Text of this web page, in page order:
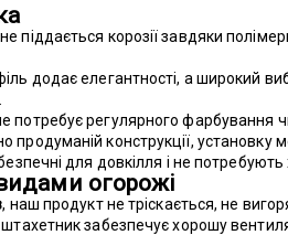
піддається корозії завдяки
додає елегантності, а широкий
потребує регулярного фарбування
продуманій конструкції,
для довкілля і не потребують
огорожі
, наш продукт не тріскається, не
штахетник забезпечує хорошу